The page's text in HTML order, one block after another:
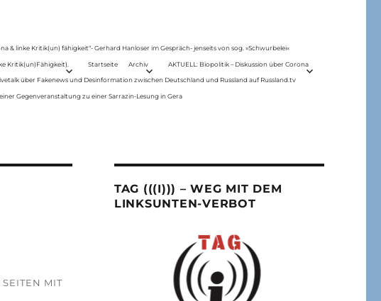
& linke Kritik(un) fähigkeit“- Gerhard Hanloser im Gespräch- jenseits von sog. »Schwurbelei«
Kritik(un)Fähigkeit). Startseite Archiv AKTUELL: Biopolitik – Diskussion über Corona
über Fakenews und Desinformation zwischen Deutschland und Russland auf Russland.tv
Gegenveranstaltung zu einer Sarrazin-Lesung in Gera
MIT 6
TAG (((I))) – WEG MIT DEM
LINKSUNTEN-VERBOT